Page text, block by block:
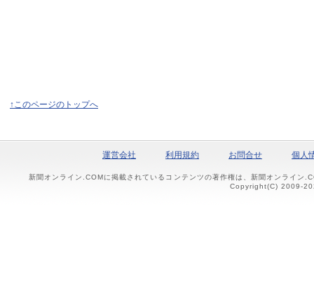
↑このページのトップへ
運営会社 利用規約 お問合せ 個人
新聞オンライン.COMに掲載されているコンテンツの著作権は、新聞オンライン
Copyright(C) 2009-